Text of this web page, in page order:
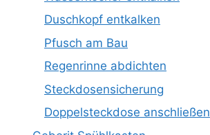
Duschkopf entkalken
Pfusch am Bau
Regenrinne abdichten
Steckdosensicherung
Doppelsteckdose anschließen